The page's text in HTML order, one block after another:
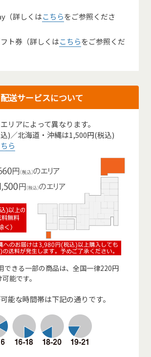
（詳しくはこちらをご参照くださ
ト券（詳しくはこちらをご参照くだ
配送サービスについて
リアによって異なります。
)／北海道・沖縄は1,500円(税込)
ら
できる一部の商品は、全国一律220円
能です。
能な時間帯は下記の通りです。